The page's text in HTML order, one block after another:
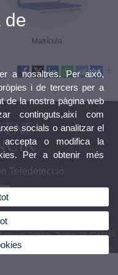
Matrícula
Teledetecció
València. Telèfon: 96 3544350
|Transparència Bústia de contacte
de
a nosaltres. Per això,
i de tercers per a
de la nostra pàgina web
continguts,així com
socials o analitzar el
o modifica la
Per a obtenir més